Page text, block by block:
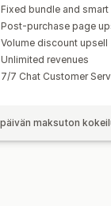
Fixed bundle and
Post-purchase page
Volume discount upsell
Unlimited revenues
7/7 Chat Customer
maksuton